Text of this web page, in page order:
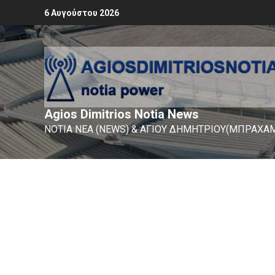
6 Αυγούστου 2026
Agios Dimitrios Notia News
ΝΟΤΙΑ ΝΕΑ (NEWS) & ΑΓΙΟΥ